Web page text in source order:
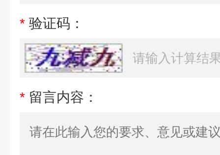
* 验证码：
* 留言内容：